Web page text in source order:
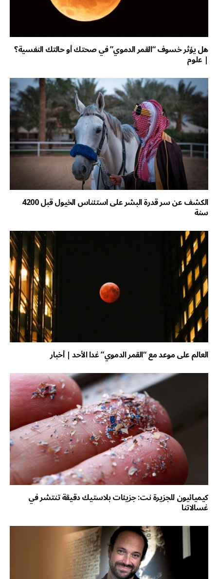
هل يؤثر خسوف “القمر الدموي” في صحتك أو حالتك النفسية؟
| علوم
الكشف عن سر قدرة البشر على استئناس الخيول قبل 4200
سنة
العالم على موعد مع “القمر الدموي” غدا الأحد | أخبار
كيميائيون للجزيرة نت: جزيئات بلاستيك دقيقة تنتشر في
غسالاتنا